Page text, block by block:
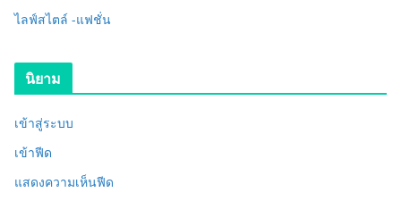
ไลฟ์สไตล์ -แฟชั่น
นิยาม
เข้าสู่ระบบ
เข้าฟีด
แสดงความเห็นฟีด